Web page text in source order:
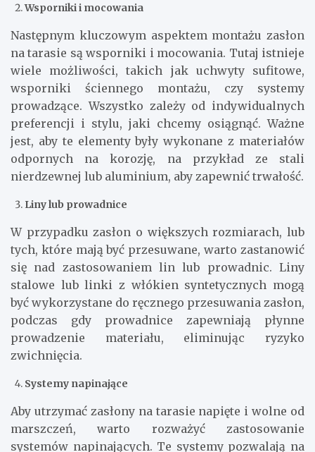
Wsporniki i mocowania
Następnym kluczowym aspektem montażu zasłon
na tarasie są wsporniki i mocowania. Tutaj istnieje
wiele możliwości, takich jak uchwyty sufitowe,
wsporniki ściennego montażu, czy systemy
prowadzące. Wszystko zależy od indywidualnych
preferencji i stylu, jaki chcemy osiągnąć. Ważne
jest, aby te elementy były wykonane z materiałów
odpornych na korozję, na przykład ze stali
nierdzewnej lub aluminium, aby zapewnić trwałość.
Liny lub prowadnice
W przypadku zasłon o większych rozmiarach, lub
tych, które mają być przesuwane, warto zastanowić
się nad zastosowaniem lin lub prowadnic. Liny
stalowe lub linki z włókien syntetycznych mogą
być wykorzystane do ręcznego przesuwania zasłon,
podczas gdy prowadnice zapewniają płynne
prowadzenie materiału, eliminując ryzyko
zwichnięcia.
Systemy napinające
Aby utrzymać zasłony na tarasie napięte i wolne od
marszczeń, warto rozważyć zastosowanie
systemów napinających. Te systemy pozwalają na